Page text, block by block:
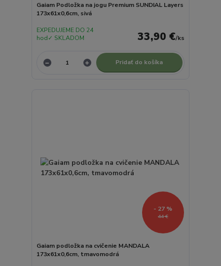
Gaiam Podložka na jogu Premium SUNDIAL Layers
173x61x0,6cm, sivá
33,90 €/ks
EXPEDUJEME DO 24
hod✓ SKLADOM
Pridať do košíka
44 €
- 27 %
Gaiam podložka na cvičenie MANDALA
173x61x0,6cm, tmavomodrá